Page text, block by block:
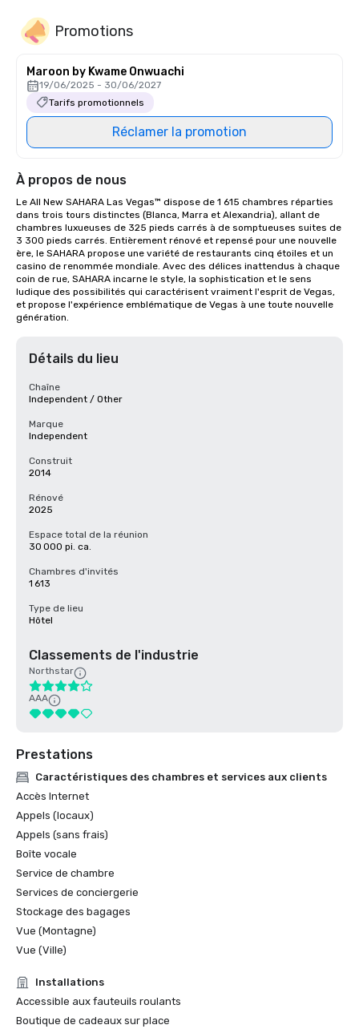
Promotions
Maroon by Kwame Onwuachi
19/06/2025 - 30/06/2027
Tarifs promotionnels
Réclamer la promotion
À propos de nous
Le All New SAHARA Las Vegas™ dispose de 1 615 chambres réparties
dans trois tours distinctes (Blanca, Marra et Alexandria), allant de
chambres luxueuses de 325 pieds carrés à de somptueuses suites de
3 300 pieds carrés. Entièrement rénové et repensé pour une nouvelle
ère, le SAHARA propose une variété de restaurants cinq étoiles et un
casino de renommée mondiale. Avec des délices inattendus à chaque
coin de rue, SAHARA incarne le style, la sophistication et le sens
ludique des possibilités qui caractérisent vraiment l'esprit de Vegas,
et propose l'expérience emblématique de Vegas à une toute nouvelle
génération.
Détails du lieu
Chaîne
Independent / Other
Marque
Independent
Construit
2014
Rénové
2025
Espace total de la réunion
30 000 pi. ca.
Chambres d'invités
1 613
Type de lieu
Hôtel
Classements de l'industrie
Northstar
AAA
Prestations
Caractéristiques des chambres et services aux clients
Accès Internet
Appels (locaux)
Appels (sans frais)
Boîte vocale
Service de chambre
Services de conciergerie
Stockage des bagages
Vue (Montagne)
Vue (Ville)
Installations
Accessible aux fauteuils roulants
Boutique de cadeaux sur place